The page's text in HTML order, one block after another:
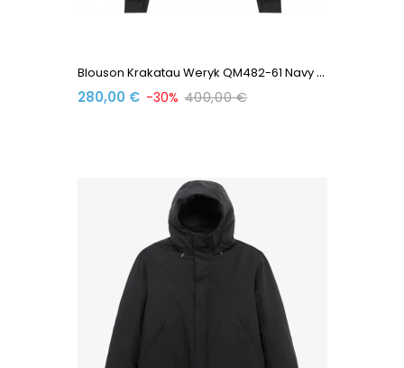
B
Louson Krakatau Weryk QM482-61 Navy Blue
280,00 € -30% 400,00 €